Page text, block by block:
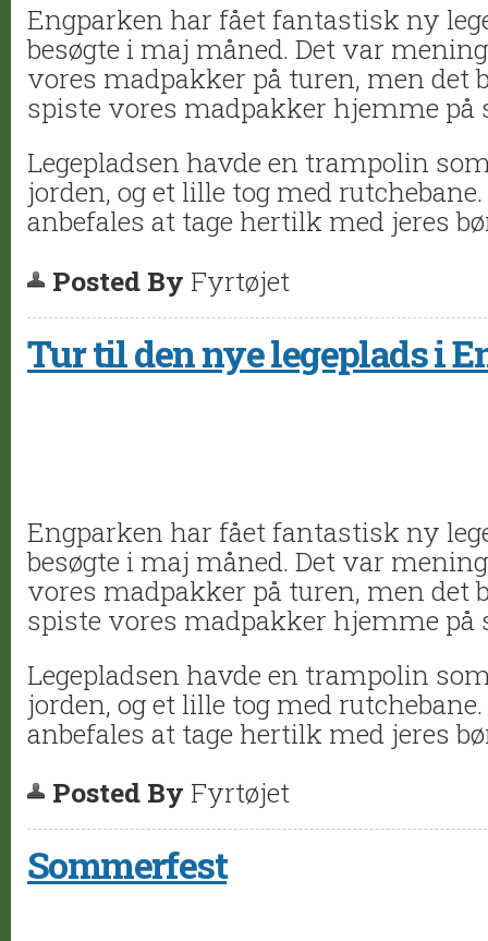
Engparken har fået fantastisk ny
besøgte i maj måned. Det var
vores madpakker på turen, men det
spiste vores madpakker hjemme på
Legepladsen havde en trampolin
jorden, og et lille tog med
anbefales at tage hertilk med jeres
Posted By Fyrtøjet
Tur til den nye legeplads i
Engparken har fået fantastisk ny
besøgte i maj måned. Det var
vores madpakker på turen, men det
spiste vores madpakker hjemme på
Legepladsen havde en trampolin
jorden, og et lille tog med
anbefales at tage hertilk med jeres
Posted By Fyrtøjet
Sommerfest